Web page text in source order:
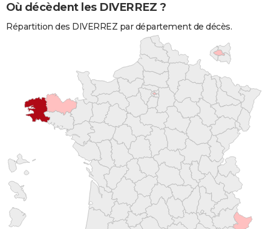
Où décèdent les DIVERREZ ?
Répartition des DIVERREZ par département de décès.